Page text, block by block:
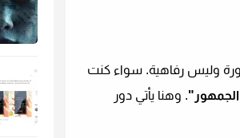
وليس رفاهية. سواء كنت
. وهنا يأتي دور